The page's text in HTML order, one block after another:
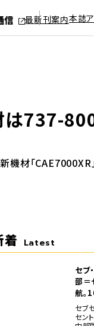
最新刊案内本誌
は737-
材「CAE7000XR
着 Latest
セブ
部＝
航。
セブ
セン